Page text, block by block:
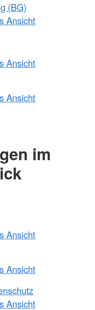
(BG)
Ansicht
Ansicht
Ansicht
im
Ansicht
Ansicht
Ansicht